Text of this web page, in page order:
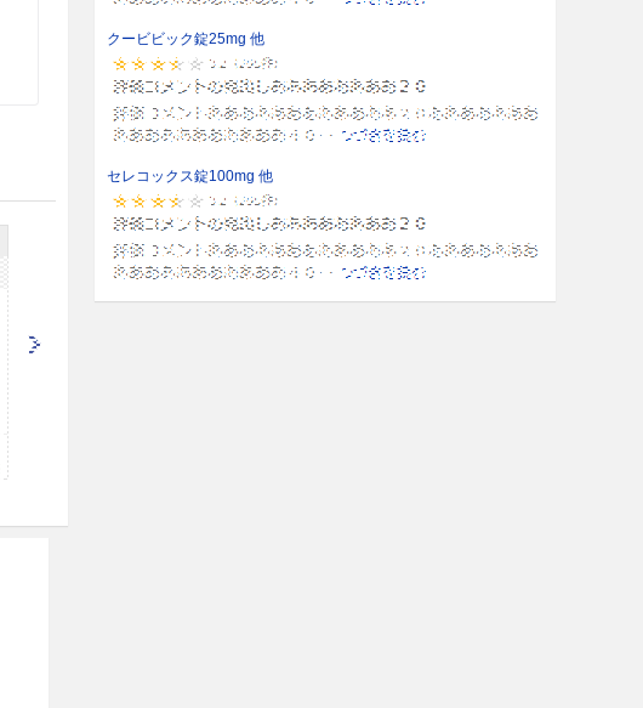
クービビック錠25mg 他
セレコックス錠100mg 他